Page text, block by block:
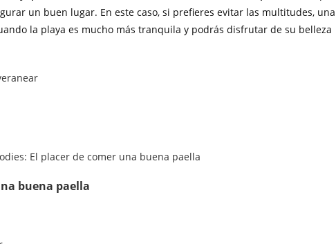
un buen lugar. En este caso, si prefieres evitar las multitudes, una
la playa es mucho más tranquila y podrás disfrutar de su belleza
buena paella